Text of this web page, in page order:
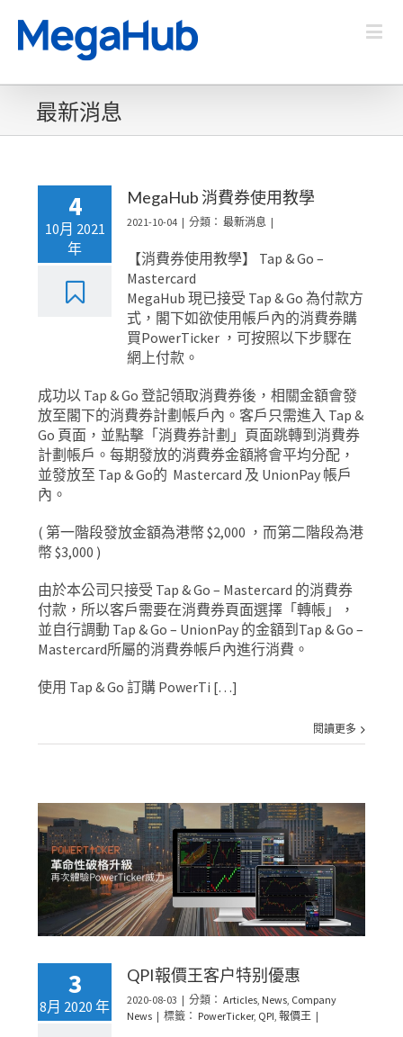
最新消息
4
10月 2021
年
MegaHub 消費券使用教學
2021-10-04 | 分類：最新消息 |
【消費券使用教學】 Tap & Go –
Mastercard
MegaHub 現已接受 Tap & Go 為付款方
式，閣下如欲使用帳戶內的消費券購
買PowerTicker ，可按照以下步驟在
網上付款。
成功以 Tap & Go 登記領取消費券後，相關金額會發
放至閣下的消費券計劃帳戶內。客戶只需進入 Tap &
Go 頁面，並點擊「消費券計劃」頁面跳轉到消費券
計劃帳戶。每期發放的消費券金額將會平均分配，
並發放至 Tap & Go的 Mastercard 及 UnionPay 帳戶
內。
( 第一階段發放金額為港幣 $2,000 ，而第二階段為港
幣 $3,000 )
由於本公司只接受 Tap & Go – Mastercard 的消費券
付款，所以客戶需要在消費券頁面選擇「轉帳」，
並自行調動 Tap & Go – UnionPay 的金額到Tap & Go –
Mastercard所屬的消費券帳戶內進行消費。
使用 Tap & Go 訂購 PowerTi […]
閱讀更多
3
8月 2020 年
QPI報價王客户特别優惠
2020-08-03 | 分類：Articles News Company
News | 標籤： PowerTicker, QPI ,報價王 |